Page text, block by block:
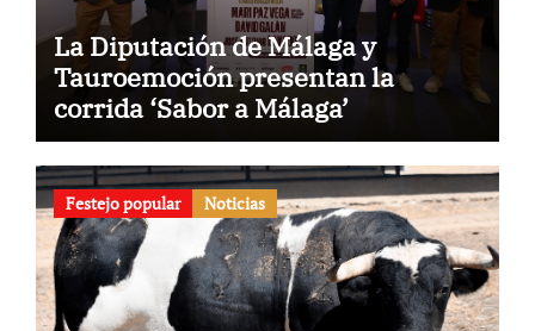
La Diputación de Málaga y
Tauroemoción presentan la
corrida ‘Sabor a Málaga’
Festejo popular Noticias